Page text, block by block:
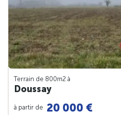
Terrain de 800m2 à
Doussay
à partir de 20 000 €